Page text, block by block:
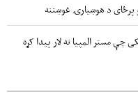
پرځای د هوښیارۍ غوښتنه
مستر المپیا ته لار پیدا کړه